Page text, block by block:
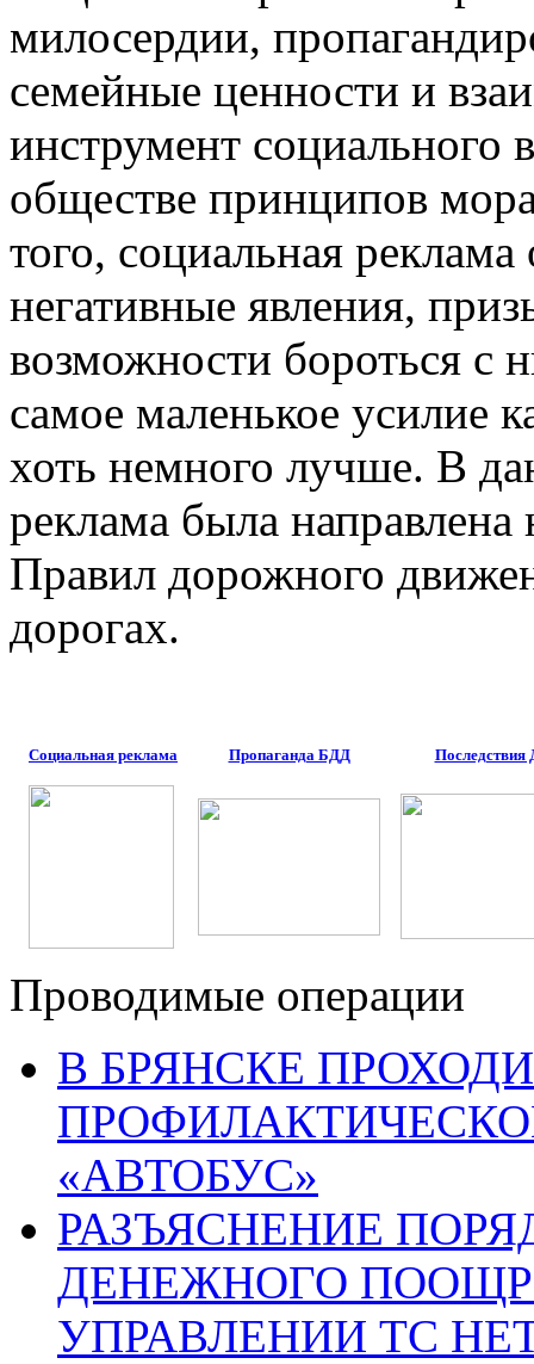
милосердии,
семейные ценности и
инструмент социального
обществе принципов
того, социальная
негативные явления,
возможности бороться с
самое маленькое усилие
хоть немного лучше. В
реклама была
Правил дорожного
дорогах.
Социальная реклама Пропаганда БДД
Проводимые операции
В БРЯНСКЕ
«АВТОБУС»
РАЗЪЯСНЕНИЕ
ДЕНЕЖНОГО
УПРАВЛЕНИИ ТС